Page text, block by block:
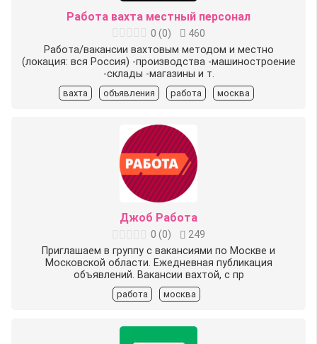
Работа вахта местный персонал
0 (0)
460
Работа/вакансии вахтовым методом и местно
(локация: вся Россия) -производства -машиностроение
-склады -магазины и т.
вахта объявления работа москва
Джоб Работа
0 (0)
249
Приглашаем в группу с вакансиями по Москве и
Московской области. Ежедневная публикация
объявлений. Вакансии вахтой, с пр
работа москва